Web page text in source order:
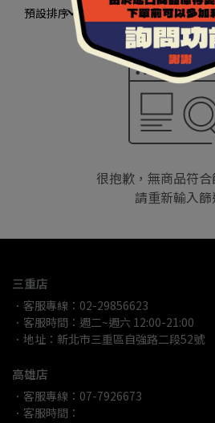
預設排序
很抱歉，無商品符
請重新輸入
三重店
．客服專線：02-29856623
．客服時間：週二~週六 12:00-21:00
．地址：新北市三重區自強路二段52號
高雄店
．客服專線：07-7926673
．客服時間：